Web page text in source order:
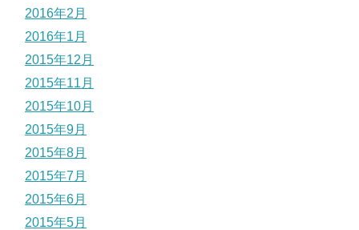
2016年2月
2016年1月
2015年12月
2015年11月
2015年10月
2015年9月
2015年8月
2015年7月
2015年6月
2015年5月